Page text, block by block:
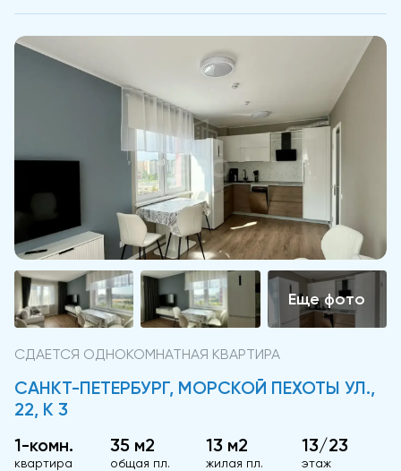
СДАЕТСЯ ОДНОКОМНАТНАЯ КВАРТИРА
САНКТ-ПЕТЕРБУРГ, МОРСКОЙ ПЕХОТЫ УЛ.,
22, К 3
1-комн.
квартира
35 м2
общая пл.
13 м2
жилая пл.
13/23
этаж